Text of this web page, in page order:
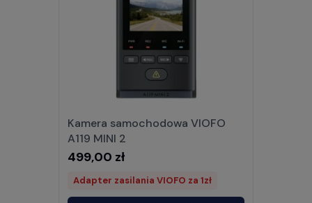
Kamera samochodowa VIOFO
A119 MINI 2
499,00 zł
Adapter zasilania VIOFO za 1zł